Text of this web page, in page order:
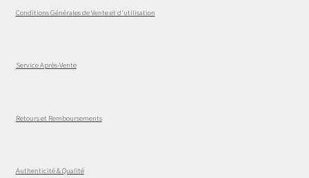
Conditions Générales de Vente et d'utilisation
Service Après-Vente
Retours et Remboursements
Authenticité & Qualité